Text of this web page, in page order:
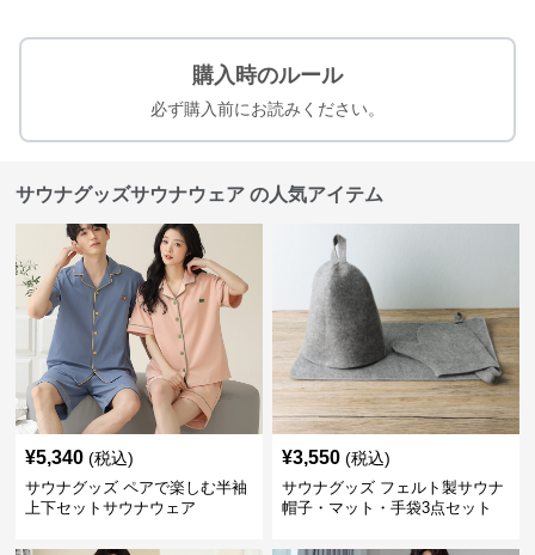
購入時のルール
必ず購入前にお読みください。
サウナグッズサウナウェア の人気アイテム
¥5,340 (税込)
サウナグッズ ペアで楽しむ半袖
上下セットサウナウェア
¥3,550 (税込)
サウナグッズ フェルト製サウナ
帽子・マット・手袋3点セット